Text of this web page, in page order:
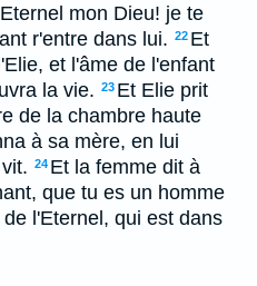
mon Dieu! je te
r'entre dans lui. 22 Et
et l'âme de l'enfant
la vie. 23 Et Elie prit
de la chambre haute
à sa mère, en lui
24 Et la femme dit à
que tu es un homme
l'Eternel, qui est dans